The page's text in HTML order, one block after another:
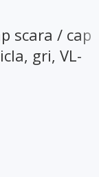
scara / cap
gri, VL-